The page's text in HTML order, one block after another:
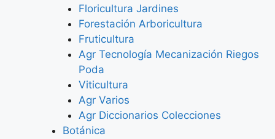
Floricultura Jardines
Forestación Arboricultura
Fruticultura
Agr Tecnología Mecanización Riegos
Poda
Viticultura
Agr Varios
Agr Diccionarios Colecciones
Botánica